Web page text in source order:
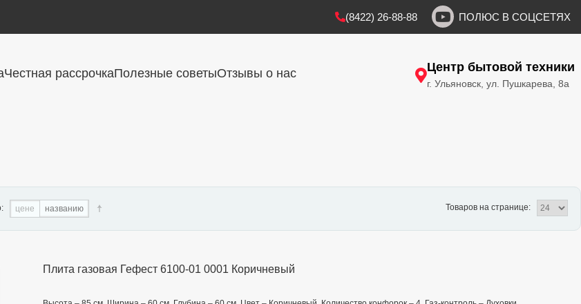
(8422) 26-88-88 ПОЛЮС В СОЦСЕТЯХ
Честная рассрочкаПолезные советыОтзывы о нас Центр бытовой техники
г. Ульяновск, ул. Пушкарева, 8а
цене названию Товаров на странице:
Плита газовая Гефест 6100-01 0001 Коричневый